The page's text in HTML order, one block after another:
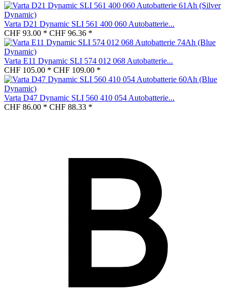
Varta D21 Dynamic SLI 561 400 060 Autobatterie...
CHF 93.00 * CHF 96.36 *
Varta E11 Dynamic SLI 574 012 068 Autobatterie...
CHF 105.00 * CHF 109.00 *
Varta D47 Dynamic SLI 560 410 054 Autobatterie...
CHF 86.00 * CHF 88.33 *